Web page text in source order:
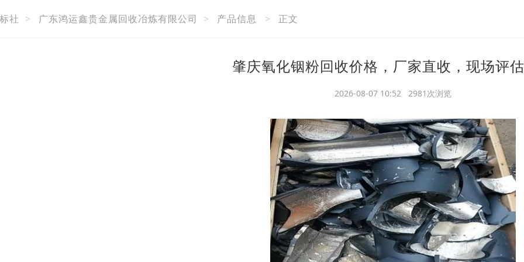
社 > 广东鸿运鑫贵金属回收冶炼有限公司 > 产品信息 > 正文
肇庆氧化铟粉回收价格，厂家直收，现场评
2026-08-07 10:52 2981次浏览